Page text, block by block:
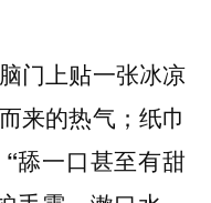
门上贴一张冰凉
来的热气；纸巾
舔一口甚至有甜